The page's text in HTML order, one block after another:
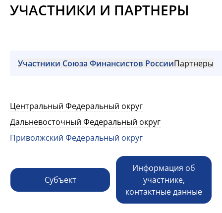
Материалы
опытом
УЧАСТНИКИ И ПАРТНЕРЫ
Участники Союза Финансистов РоссииПартнеры
Центральный Федеральный округ
Дальневосточный Федеральный округ
Приволжский Федеральный округ
Субъект
Информация об
участнике,
контактные данные